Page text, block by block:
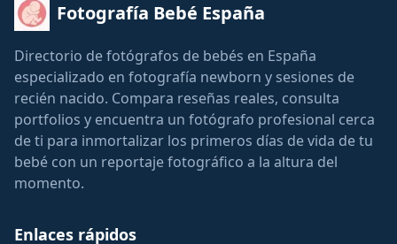
Fotografía Bebé España
Directorio de fotógrafos de bebés en España
especializado en fotografía newborn y sesiones de
recién nacido. Compara reseñas reales, consulta
portfolios y encuentra un fotógrafo profesional cerca
de ti para inmortalizar los primeros días de vida de tu
bebé con un reportaje fotográfico a la altura del
momento.
Enlaces rápidos